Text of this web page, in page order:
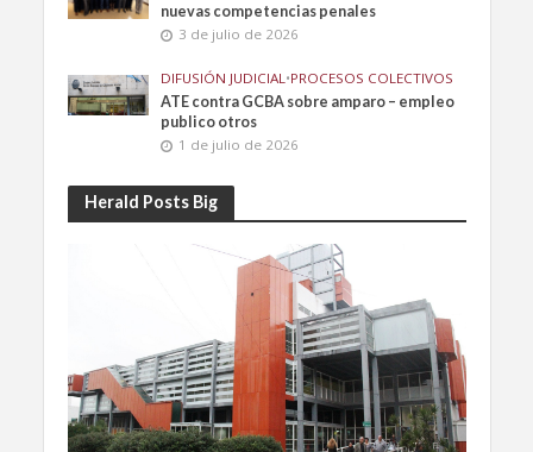
nuevas competencias penales
3 de julio de 2026
DIFUSIÓN JUDICIAL •PROCESOS COLECTIVOS
ATE contra GCBA sobre amparo – empleo
publico otros
1 de julio de 2026
Herald Posts Big